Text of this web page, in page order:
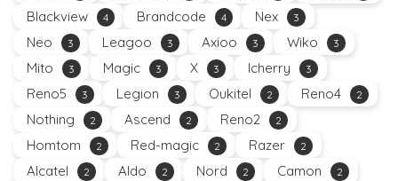
Blackview 4 Brandcode 4 Nex 3
Neo 3 Leagoo 3 Axioo 3 Wiko 3
Mito 3 Magic 3 X 3 Icherry 3
Reno5 3 Legion 3 Oukitel 2 Reno4 2
Nothing 2 Ascend 2 Reno2 2
Homtom 2 Red-magic 2 Razer 2
Alcatel 2 Aldo 2 Nord 2 Camon 2